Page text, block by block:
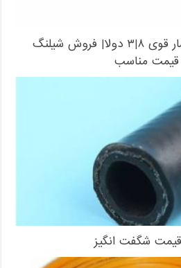
شیلنگ سیمی شیلنگ فشار قوی ۸|۳ دولا| فروش شیلنگ
قیمت مناسب
شگفت انگیز